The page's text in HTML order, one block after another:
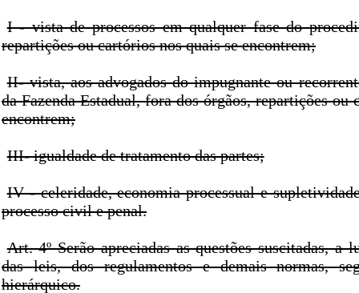
I - vista de processos em qualquer fase do
repartições ou cartórios nos quais se encontrem;
II- vista, aos advogados do impugnante ou
da Fazenda Estadual, fora dos órgãos, repartições ou
encontrem;
III- igualdade de tratamento das partes;
IV - celeridade, economia processual e
processo civil e penal.
Art. 4º Serão apreciadas as questões suscitadas, a
das leis, dos regulamentos e demais normas,
hierárquico.